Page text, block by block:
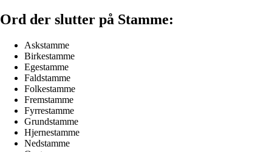
Ord der slutter på Stamme:
Askstamme
Birkestamme
Egestamme
Faldstamme
Folkestamme
Fremstamme
Fyrrestamme
Grundstamme
Hjernestamme
Nedstamme